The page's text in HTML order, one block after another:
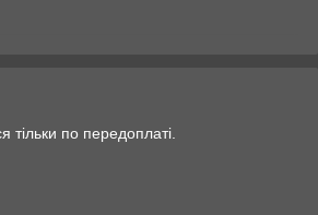
тільки по передоплаті.